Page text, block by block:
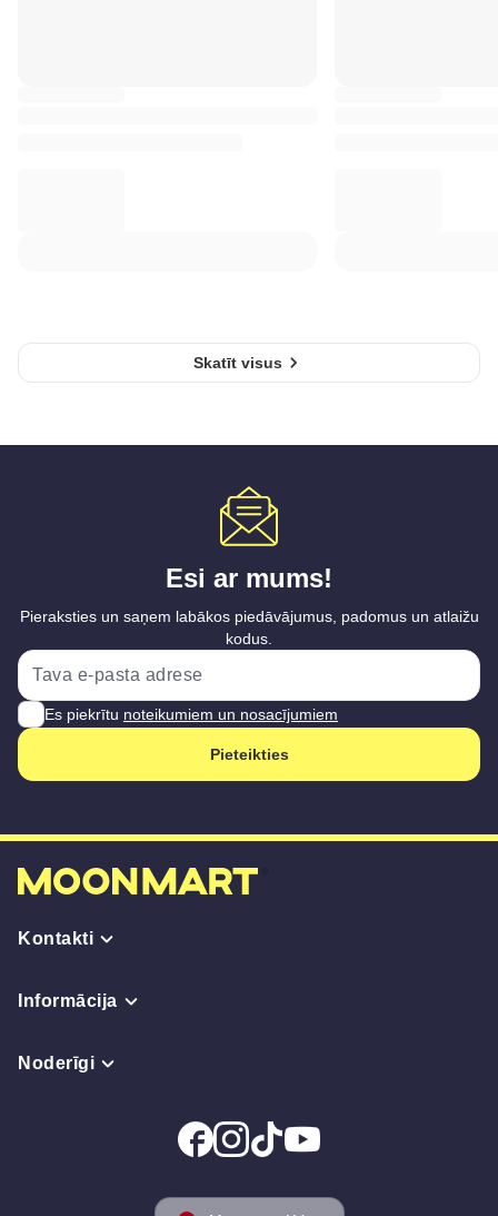
Skatīt visus
Esi ar mums!
Pieraksties un saņem labākos piedāvājumus, padomus un atlaižu
kodus.
Es piekrītu noteikumiem un nosacījumiem
Pieteikties
Kontakti
Informācija
Noderīgi